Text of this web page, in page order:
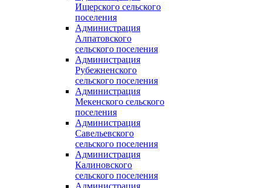
Ищерского сельского
поселения
Администрация
Алпатовского
сельского поселения
Администрация
Рубежненского
сельского поселения
Администрация
Мекенского сельского
поселения
Администрация
Савельевского
сельского поселения
Администрация
Калиновского
сельского поселения
Администрация